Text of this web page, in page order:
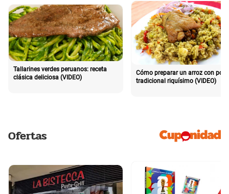
Tallarines verdes peruanos: receta
clásica deliciosa (VIDEO)
Cómo preparar un arroz con pollo
tradicional riquísimo (VIDEO)
Ofertas